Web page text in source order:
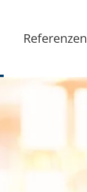
Referenzen